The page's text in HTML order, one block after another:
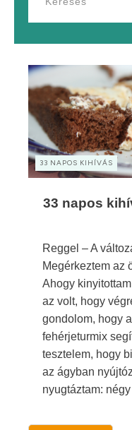
33 NAPOS KIHÍVÁS
33 napos
Reggel – A
Megérkeztem az
Ahogy
az volt, hogy
gondolom, hogy
fehérjeturmix
tesztelem, hogy
az ágyban
nyugtáztam: